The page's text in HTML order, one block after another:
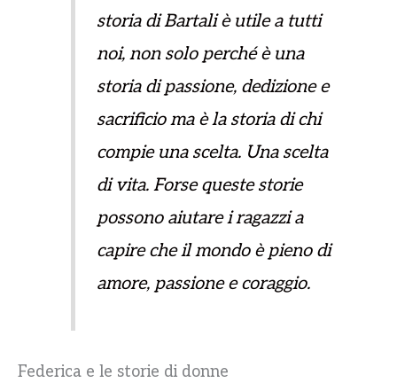
storia di Bartali è utile a tutti
noi, non solo perché è una
storia di passione, dedizione e
sacrificio ma è la storia di chi
compie una scelta. Una scelta
di vita. Forse queste storie
possono aiutare i ragazzi a
capire che il mondo è pieno di
amore, passione e coraggio.
Federica e le storie di donne